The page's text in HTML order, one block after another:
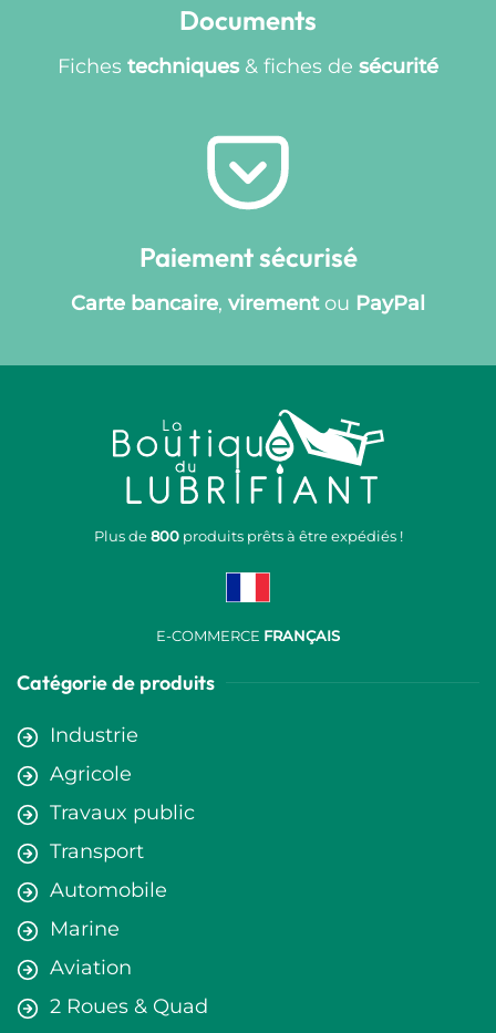
Documents
Fiches techniques& fiches de sécurité
Paiement sécurisé
Carte bancaire, virementou PayPal
Plus de800produits prêts à être expédiés !
E-COMMERCE FRANÇAIS
Catégorie de produits
Industrie
Agricole
Travaux public
Transport
Automobile
Marine
Aviation
2 Roues & Quad